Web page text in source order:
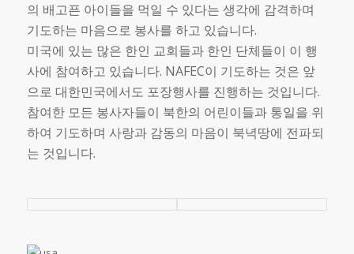
의 배고픈 아이들을 먹일 수 있다는 생각에 감격하며
기도하는 마음으로 봉사를 하고 있습니다.
미국에 있는 많은 한인 교회들과 한인 단체들이 이 행
사에 참여하고 있습니다. NAFEC이 기도하는 것은 앞
으로 대한민국에서도 포장행사를 진행하는 것입니다.
참여한 모든 봉사자들이 북한의 어린이들과 통일을 위
하여 기도하며 사랑과 감동의 마음이 북녁땅에 전파되
는 것입니다.